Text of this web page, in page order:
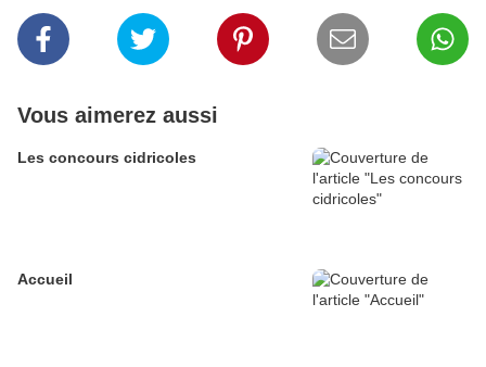
Vous aimerez aussi
Les concours cidricoles
Accueil